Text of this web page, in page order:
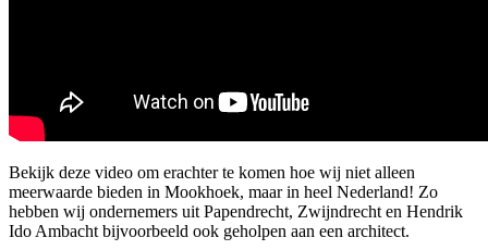
Bekijk deze video om erachter te komen hoe wij niet alleen
meerwaarde bieden in Mookhoek, maar in heel Nederland! Zo
hebben wij ondernemers uit Papendrecht, Zwijndrecht en Hendrik
Ido Ambacht bijvoorbeeld ook geholpen aan een architect.